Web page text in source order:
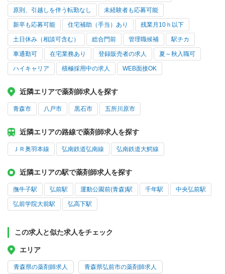
原則、引越しを伴う転勤なし 未経験者も応募可能
新卒も応募可能 住宅補助（手当）あり 残業月10ｈ以下
土日休み（相談可含む） 総合門前 管理職候補 駅チカ
車通勤可 在宅業務あり 登録販売者の求人 夏～秋入職可
ハイキャリア 積極採用中の求人 WEB面接OK
近隣エリアで薬剤師求人を探す
青森市 八戸市 黒石市 五所川原市
近隣エリアの路線で薬剤師求人を探す
ＪＲ奥羽本線 弘南鉄道弘南線 弘南鉄道大鰐線
近隣エリアの駅で薬剤師求人を探す
撫牛子駅 弘前駅 運動公園前(青森)駅 千年駅 中央弘前駅
弘前学院大前駅 弘高下駅
この求人と似た求人をチェック
エリア
青森県の薬剤師求人 青森県弘前市の薬剤師求人